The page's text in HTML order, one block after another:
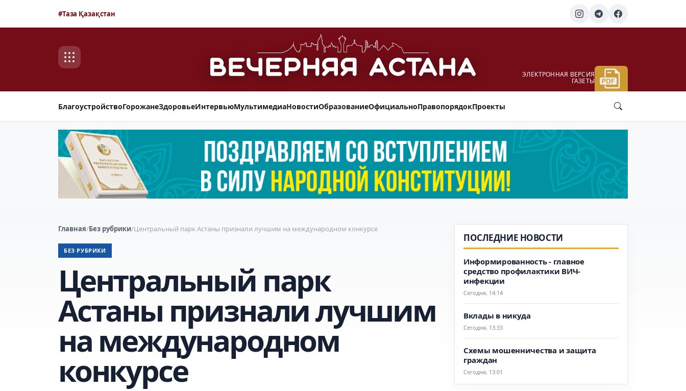
#Таза Қазақстан
ЭЛЕКТРОННАЯ ВЕРСИЯ
ГАЗЕТЫ
БлагоустройствоГорожанеЗдоровьеИнтервьюМультимедиаНовостиОбразованиеОфициальноПравопорядокПроекты
Главная/Без рубрики/Центральный парк Астаны признали лучшим на международном конкурсе
БЕЗ РУБРИКИ
Центральный парк
Астаны признали лучшим
на международном
конкурсе
ПОСЛЕДНИЕ НОВОСТИ
Информированность - главное
средство профилактики ВИЧ-
инфекции
Сегодня, 14:14
Вклады в никуда
Сегодня, 13:33
Схемы мошенничества и защита
граждан
Сегодня, 13:01